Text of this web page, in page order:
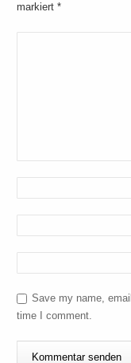
markiert*
Save my name,
time I comment.